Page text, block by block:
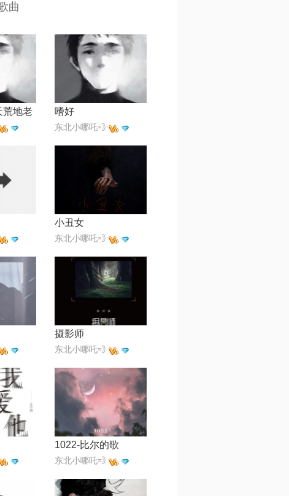
曲
荒地老 嗜好
东北小哪吒💨
小丑女
东北小哪吒💨
摄影师
东北小哪吒💨
1022-比尔的歌
东北小哪吒💨